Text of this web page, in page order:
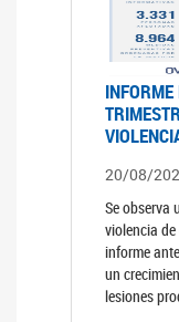
20/08/
Se observa
violencia
informe
un
lesiones